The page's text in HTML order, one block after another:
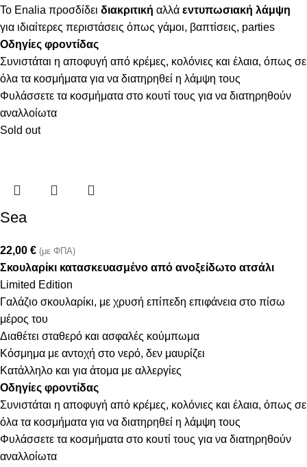
Το Enalia προσδίδει διακριτική αλλά εντυπωσιακή λάμψη
για ιδιαίτερες περιστάσεις όπως γάμοι, βαπτίσεις, parties
Οδηγίες φροντίδας
Συνιστάται η αποφυγή από κρέμες, κολόνιες και έλαια, όπως σε
όλα τα κοσμήματα για να διατηρηθεί η λάμψη τους
Φυλάσσετε τα κοσμήματα στο κουτί τους για να διατηρηθούν
αναλλοίωτα
Sold out
Sea
22,00 € (με ΦΠΑ)
Σκουλαρίκι κατασκευασμένο από ανοξείδωτο ατσάλι
Limited Edition
Γαλάζιο σκουλαρίκι, με χρυσή επίπεδη επιφάνεια στο πίσω
μέρος του
Διαθέτει σταθερό και ασφαλές κούμπωμα
Κόσμημα με αντοχή στο νερό, δεν μαυρίζει
Κατάλληλο και για άτομα με αλλεργίες
Οδηγίες φροντίδας
Συνιστάται η αποφυγή από κρέμες, κολόνιες και έλαια, όπως σε
όλα τα κοσμήματα για να διατηρηθεί η λάμψη τους
Φυλάσσετε τα κοσμήματα στο κουτί τους για να διατηρηθούν
αναλλοίωτα